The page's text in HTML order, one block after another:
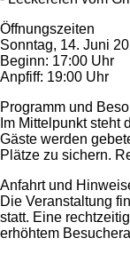
Öffnungszeiten
Sonntag, 14. Juni
Beginn: 17:00 Uhr
Anpfiff: 19:00 Uhr
Programm und
Im Mittelpunkt steht
Gäste werden
Plätze zu sichern.
Anfahrt und
Die Veranstaltung
statt. Eine
erhöhtem